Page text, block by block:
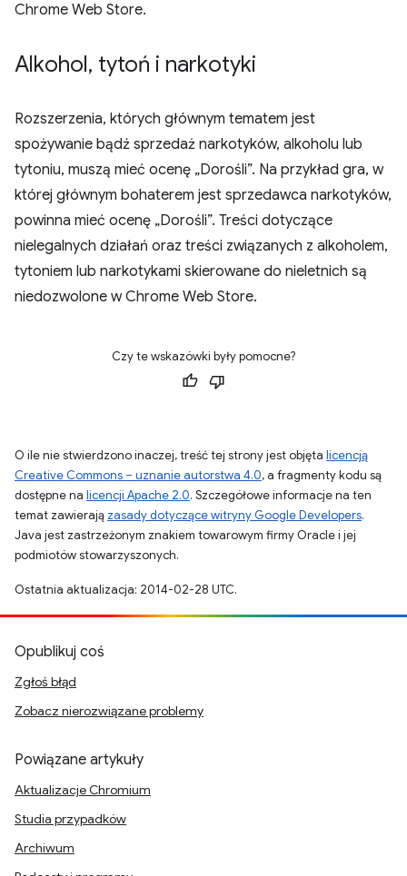
Chrome Web Store.
Alkohol, tytoń i narkotyki
Rozszerzenia, których głównym tematem jest
spożywanie bądź sprzedaż narkotyków, alkoholu lub
tytoniu, muszą mieć ocenę „Dorośli”. Na przykład gra, w
której głównym bohaterem jest sprzedawca narkotyków,
powinna mieć ocenę „Dorośli”. Treści dotyczące
nielegalnych działań oraz treści związanych z alkoholem,
tytoniem lub narkotykami skierowane do nieletnich są
niedozwolone w Chrome Web Store.
Czy te wskazówki były pomocne?
O ile nie stwierdzono inaczej, treść tej strony jest objęta licencją
Creative Commons – uznanie autorstwa 4.0, a fragmenty kodu są
dostępne na licencji Apache 2.0. Szczegółowe informacje na ten
temat zawierają zasady dotyczące witryny Google Developers.
Java jest zastrzeżonym znakiem towarowym firmy Oracle i jej
podmiotów stowarzyszonych.
Ostatnia aktualizacja: 2014-02-28 UTC.
Opublikuj coś
Zgłoś błąd
Zobacz nierozwiązane problemy
Powiązane artykuły
Aktualizacje Chromium
Studia przypadków
Archiwum